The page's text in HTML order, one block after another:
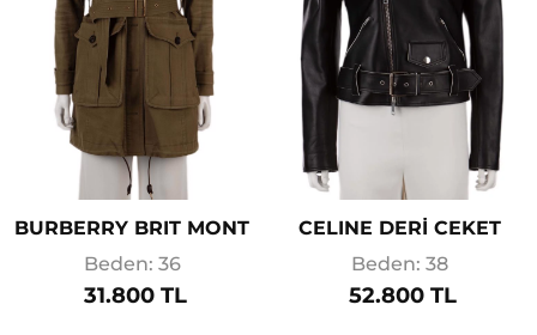
BURBERRY BRIT MONT
Beden: 36
31.800 TL
CELINE DERİ CEKET
Beden: 38
52.800 TL